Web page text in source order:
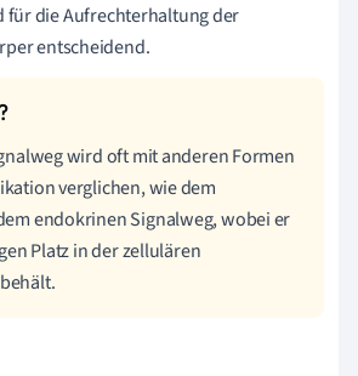
für die Aufrechterhaltung der
entscheidend.
wird oft mit anderen Formen
verglichen, wie dem
endokrinen Signalweg, wobei er
Platz in der zellulären